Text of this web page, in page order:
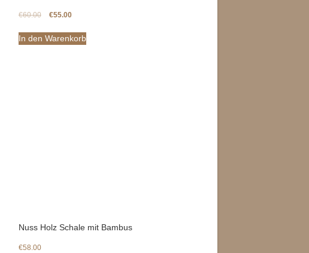
€60.00 €55.00
In den Warenkorb
Nuss Holz Schale mit Bambus
€58.00